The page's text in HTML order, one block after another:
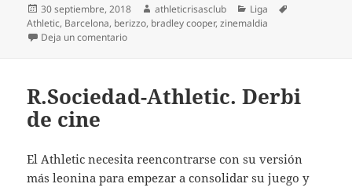
Publicado
el
30 septiembre, 2018 Autor
athleticrisasclub Categorías
Liga
Athletic, Barcelona, berizzo, bradley cooper,zinemaldia
Deja un comentarioen Barça 1-Athletic 1. Un punto de cine
R.Sociedad-Athletic. Derbi
de cine
El Athletic necesita reencontrarse con su versión
más leonina para empezar a consolidar su juego y